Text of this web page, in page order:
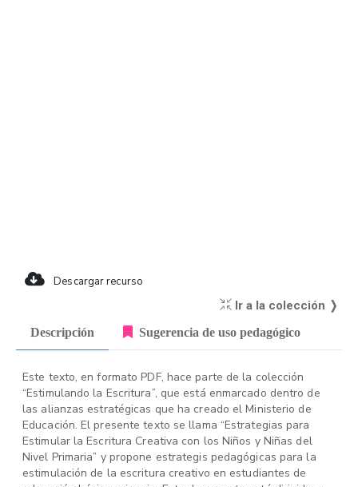
Descargar recurso
Ir a la colección ❭
Descripción Sugerencia de uso pedagógico
Este texto, en formato PDF, hace parte de la colección
“Estimulando la Escritura”, que está enmarcado dentro de
las alianzas estratégicas que ha creado el Ministerio de
Educación. El presente texto se llama “Estrategias para
Estimular la Escritura Creativa con los Niños y Niñas del
Nivel Primaria” y propone estrategis pedagógicas para la
estimulación de la escritura creativo en estudiantes de